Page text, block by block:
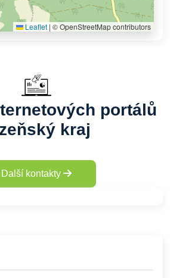
Leaflet | © OpenStreetMap contributors
portálů
kraj
Další kontakty